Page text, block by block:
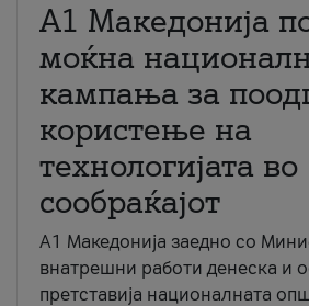
A1 Македонија
моќна
кампања за
користење на
технологијата во
сообраќајот
A1 Македонија заедно со
внатрешни работи денеска и
претставија националната